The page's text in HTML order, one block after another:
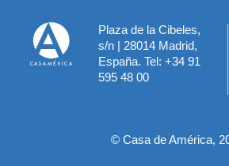
Plaza de la Cibeles,
s/n | 28014 Madrid,
España. Tel: +34 91
595 48 00
© Casa de América,